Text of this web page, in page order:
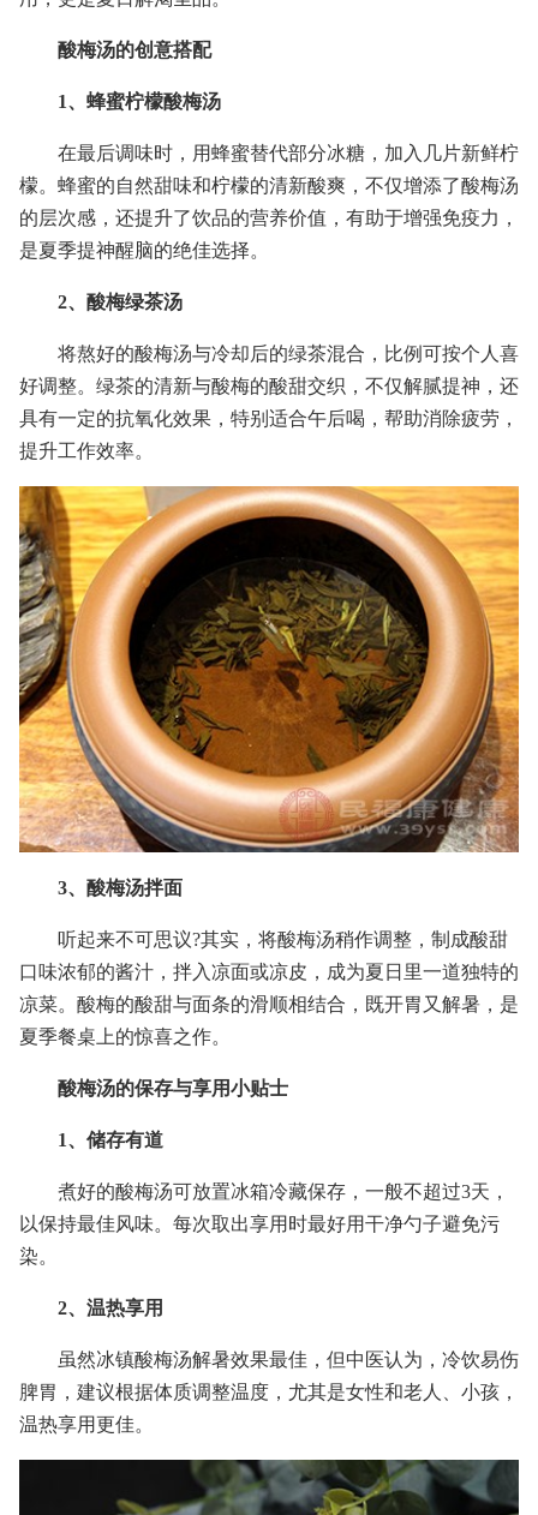
酸梅汤的创意搭配
1、蜂蜜柠檬酸梅汤
在最后调味时，用蜂蜜替代部分冰糖，加入几片新鲜柠
檬。蜂蜜的自然甜味和柠檬的清新酸爽，不仅增添了酸梅汤
的层次感，还提升了饮品的营养价值，有助于增强免疫力，
是夏季提神醒脑的绝佳选择。
2、酸梅绿茶汤
将熬好的酸梅汤与冷却后的绿茶混合，比例可按个人喜
好调整。绿茶的清新与酸梅的酸甜交织，不仅解腻提神，还
具有一定的抗氧化效果，特别适合午后喝，帮助消除疲劳，
提升工作效率。
3、酸梅汤拌面
听起来不可思议?其实，将酸梅汤稍作调整，制成酸甜
口味浓郁的酱汁，拌入凉面或凉皮，成为夏日里一道独特的
凉菜。酸梅的酸甜与面条的滑顺相结合，既开胃又解暑，是
夏季餐桌上的惊喜之作。
酸梅汤的保存与享用小贴士
1、储存有道
煮好的酸梅汤可放置冰箱冷藏保存，一般不超过3天，
以保持最佳风味。每次取出享用时最好用干净勺子避免污
染。
2、温热享用
虽然冰镇酸梅汤解暑效果最佳，但中医认为，冷饮易伤
脾胃，建议根据体质调整温度，尤其是女性和老人、小孩，
温热享用更佳。